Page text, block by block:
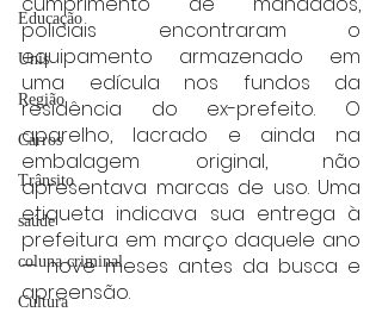
Educação
Unis
Região
Carros
Trânsito
saúde
coluna criminal
Cultura
policiais encontraram o
equipamento armazenado em
uma edícula nos fundos da
residência do ex-prefeito. O
aparelho, lacrado e ainda na
embalagem original, não
apresentava marcas de uso. Uma
etiqueta indicava sua entrega à
prefeitura em março daquele ano
— nove meses antes da busca e
apreensão.